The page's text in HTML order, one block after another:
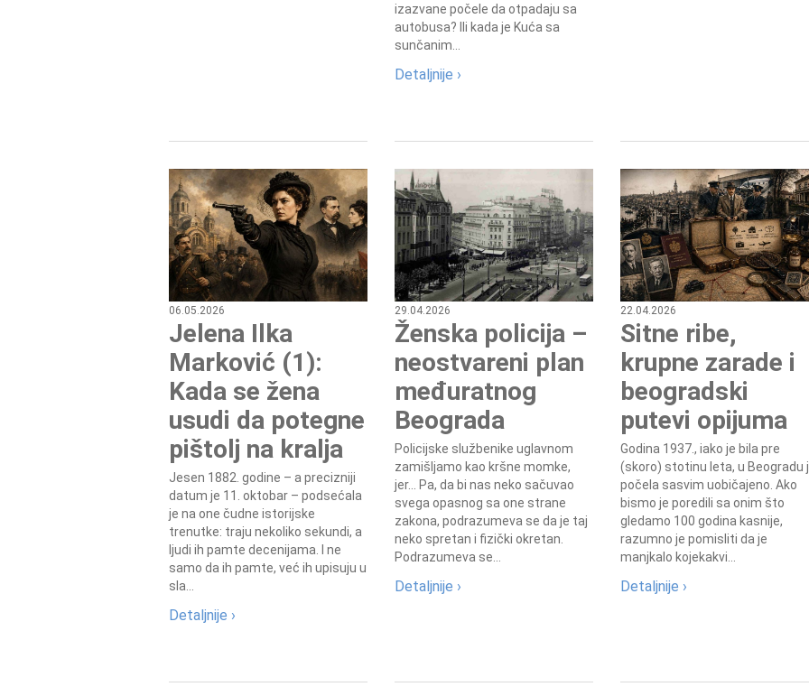
izazvane počele da otpadaju sa
autobusa? Ili kada je Kuća sa
sunčanim...
Detaljnije ›
06.05.2026
Jelena Ilka
Marković (1):
Kada se žena
usudi da potegne
pištolj na kralja
Jesen 1882. godine – a precizniji
datum je 11. oktobar – podsećala
je na one čudne istorijske
trenutke: traju nekoliko sekundi, a
ljudi ih pamte decenijama. I ne
samo da ih pamte, već ih upisuju u
sla...
Detaljnije ›
29.04.2026
Ženska policija –
neostvareni plan
međuratnog
Beograda
Policijske službenike uglavnom
zamišljamo kao kršne momke,
jer... Pa, da bi nas neko sačuvao
svega opasnog sa one strane
zakona, podrazumeva se da je taj
neko spretan i fizički okretan.
Podrazumeva se...
Detaljnije ›
22.04.2026
Sitne ribe,
krupne zarade i
beogradski
putevi opijuma
Godina 1937., iako je bila pre
(skoro) stotinu leta, u Beogradu
počela sasvim uobičajeno. Ako
bismo je poredili sa onim što
gledamo 100 godina kasnije,
razumno je pomisliti da je
manjkalo kojekakvi...
Detaljnije ›